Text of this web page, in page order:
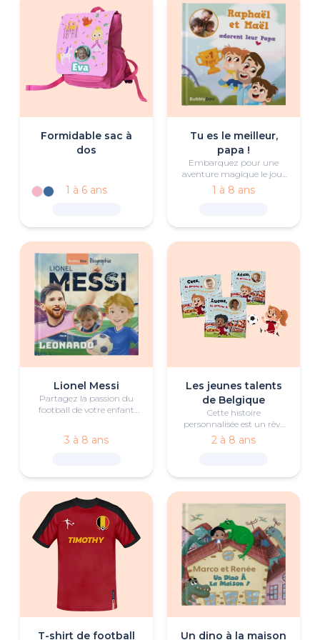
Formidable sac à
dos
1 à 6 ans
Tu es le meilleur,
papa !
Embarquez pour une
aventure magique le jour
de la fête des Pères, dans
laquelle votre ou vos
leur père à travers des défis
amusants. Papa
du meilleur père ?
1 à 8 ans
Lionel Messi
Partagez la passion du
football de votre enfant
Messi.
3 à 8 ans
Les jeunes talents
de Belgique
Cette histoire
personnalisée est un rêve
qui se réalise pour tous les
fans de foot.
2 à 8 ans
T-shirt de football
Un dino à la maison